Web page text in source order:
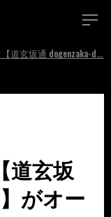
渋谷に新スポット【道玄坂通 dogenzaka-dori】がオープン！
道玄坂
がオー